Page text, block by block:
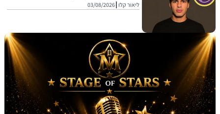
ליאור קלו 03/08/2026